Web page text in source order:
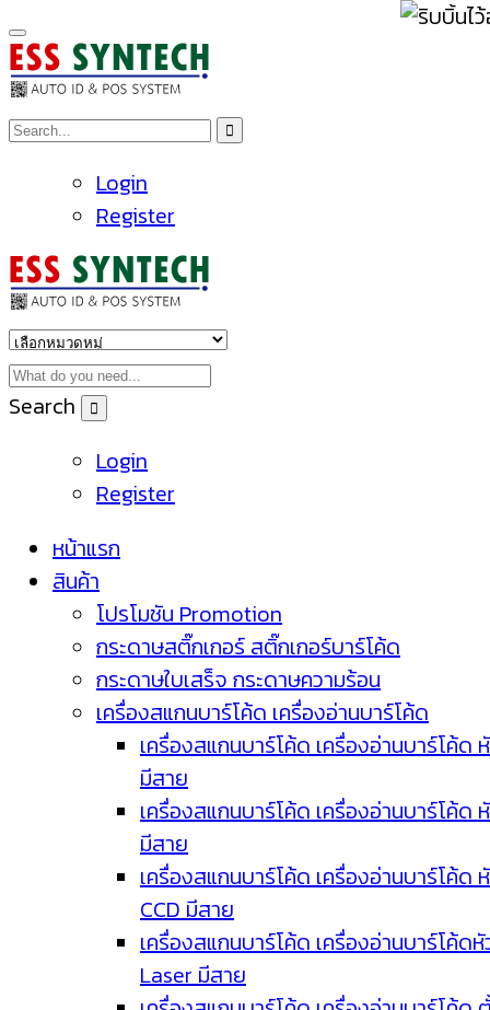
Login
Register
Search
Login
Register
หน้าแรก
สินค้า
โปรโมชัน Promotion
กระดาษสติ๊กเกอร์ สติ๊กเกอร์บาร์โค้ด
กระดาษใบเสร็จ กระดาษความร้อน
เครื่องสแกนบาร์โค้ด เครื่องอ่านบาร์โค้ด
เครื่องสแกนบาร์โค้ด เครื่องอ่านบาร์โค้ด
มีสาย
เครื่องสแกนบาร์โค้ด เครื่องอ่านบาร์โค้ด
มีสาย
เครื่องสแกนบาร์โค้ด เครื่องอ่านบาร์โค้ด
CCD มีสาย
เครื่องสแกนบาร์โค้ด เครื่องอ่านบาร์โค้ด
Laser มีสาย